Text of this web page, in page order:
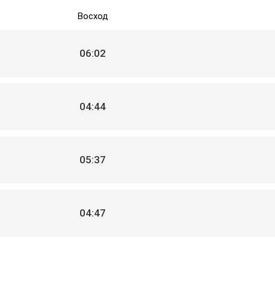
Восход
06:02
04:44
05:37
04:47